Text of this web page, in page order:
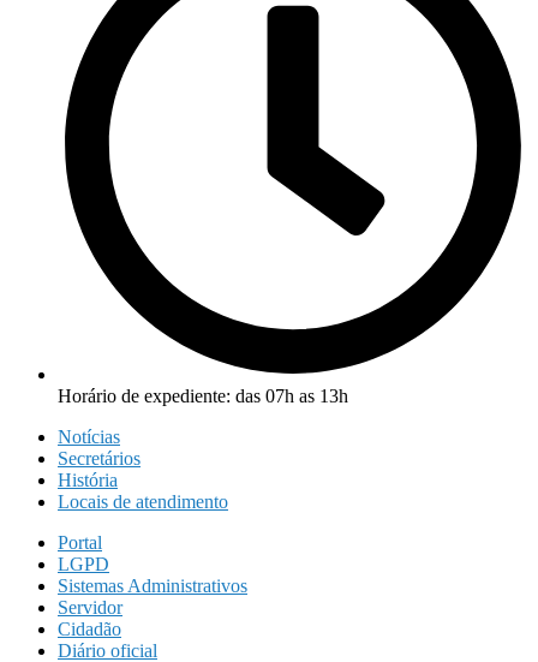
Horário de expediente: das 07h as 13h
Notícias
Secretários
História
Locais de atendimento
Portal
LGPD
Sistemas Administrativos
Servidor
Cidadão
Diário oficial